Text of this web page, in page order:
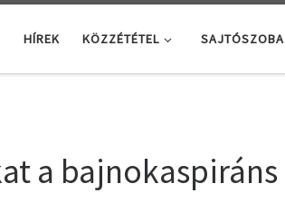
HÍREK KÖZZÉTÉTEL SAJTÓSZOBA
a bajnokaspiráns